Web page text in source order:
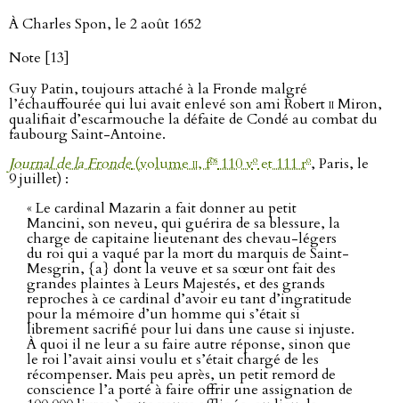
À Charles Spon, le 2 août 1652
Note [13]
Guy Patin, toujours attaché à la Fronde malgré
l’échauffourée qui lui avait enlevé son ami RobertiiMiron,
qualifiait d’escarmouche la défaite de Condé au combat du
faubourg Saint-Antoine.
Journal de la Fronde(volumeii, fos110 voet 111 ro, Paris, le
9 juillet) :
« Le cardinal Mazarin a fait donner au petit
Mancini, son neveu, qui guérira de sa blessure, la
charge de capitaine lieutenant des chevau-légers
du roi qui a vaqué par la mort du marquis de Saint-
Mesgrin, {a} dont la veuve et sa sœur ont fait des
grandes plaintes à Leurs Majestés, et des grands
reproches à ce cardinal d’avoir eu tant d’ingratitude
pour la mémoire d’un homme qui s’était si
librement sacrifié pour lui dans une cause si injuste.
À quoi il ne leur a su faire autre réponse, sinon que
le roi l’avait ainsi voulu et s’était chargé de les
récompenser. Mais peu après, un petit remord de
conscience l’a porté à faire offrir une assignation de